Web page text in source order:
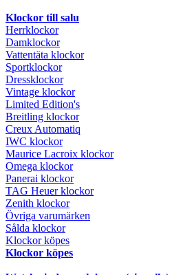
Klockor till salu
Herrklockor
Damklockor
Vattentäta klockor
Sportklockor
Dressklockor
Vintage klockor
Limited Edition's
Breitling klockor
Creux Automatiq
IWC klockor
Maurice Lacroix klockor
Omega klockor
Panerai klockor
TAG Heuer klockor
Zenith klockor
Övriga varumärken
Sålda klockor
Klockor köpes
Klockor köpes